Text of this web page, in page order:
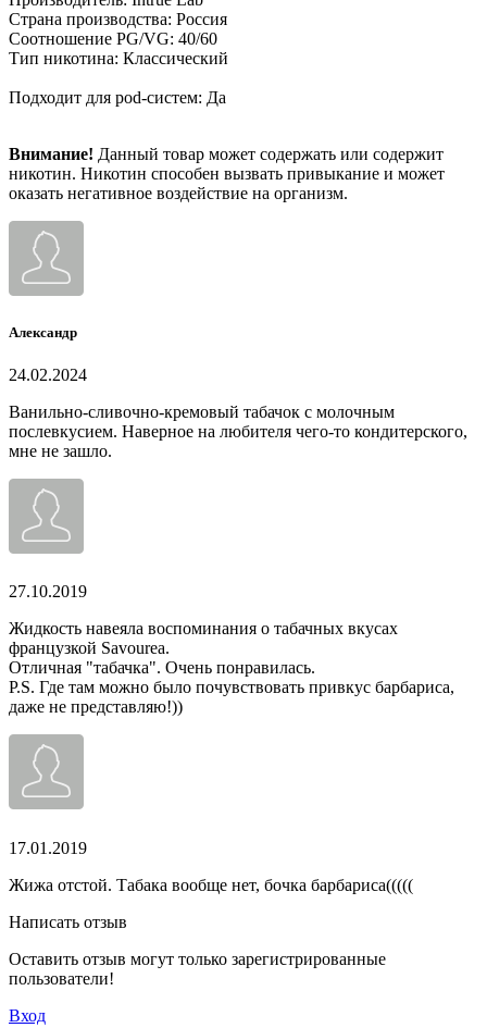
Страна производства: Россия
Соотношение PG/VG: 40/60
Тип никотина: Классический
Подходит для pod-систем: Да
Внимание! Данный товар может содержать или содержит
никотин. Никотин способен вызвать привыкание и может
оказать негативное воздействие на организм.
Александр
24.02.2024
Ванильно-сливочно-кремовый табачок с молочным
послевкусием. Наверное на любителя чего-то кондитерского,
мне не зашло.
27.10.2019
Жидкость навеяла воспоминания о табачных вкусах
французкой Savourea.
Отличная "табачка". Очень понравилась.
P.S. Где там можно было почувствовать привкус барбариса,
даже не представляю!))
17.01.2019
Жижа отстой. Табака вообще нет, бочка барбариса(((((
Написать отзыв
Оставить отзыв могут только зарегистрированные
пользователи!
Вход